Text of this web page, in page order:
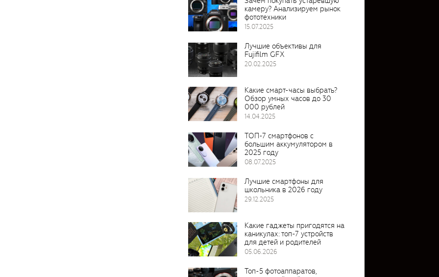
камеру? Анализируем рынок
фототехники
15.07.2025
Лучшие объективы для
Fujifilm GFX
20.02.2025
Какие смарт-часы выбрать?
Обзор умных часов до 30
000 рублей
14.04.2025
ТОП-7 смартфонов с
большим аккумулятором в
2025 году
08.07.2025
Лучшие смартфоны для
школьника в 2026 году
29.12.2025
Какие гаджеты пригодятся на
каникулах: топ-7 устройств
для детей и родителей
05.06.2026
Топ-5 фотоаппаратов,